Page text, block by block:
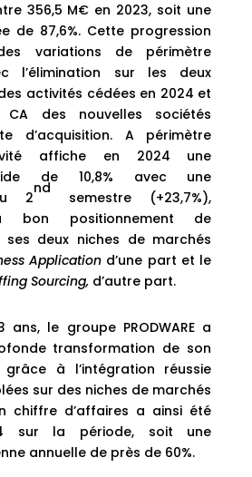
356,5 M€ en 2023, soit une
de 87,6%. Cette progression
variations de périmètre
l’élimination sur les deux
activités cédées en 2024 et
CA des nouvelles sociétés
d’acquisition. A périmètre
affiche en 2024 une
de 10,8% avec une
2
nd
semestre (+23,7%),
bon positionnement de
ses deux niches de marchés
Application d’une part et le
Sourcing, d’autre part.
ans, le groupe PRODWARE a
transformation de son
grâce à l’intégration réussie
sur des niches de marchés
chiffre d’affaires a ainsi été
sur la période, soit une
annuelle de près de 60%.